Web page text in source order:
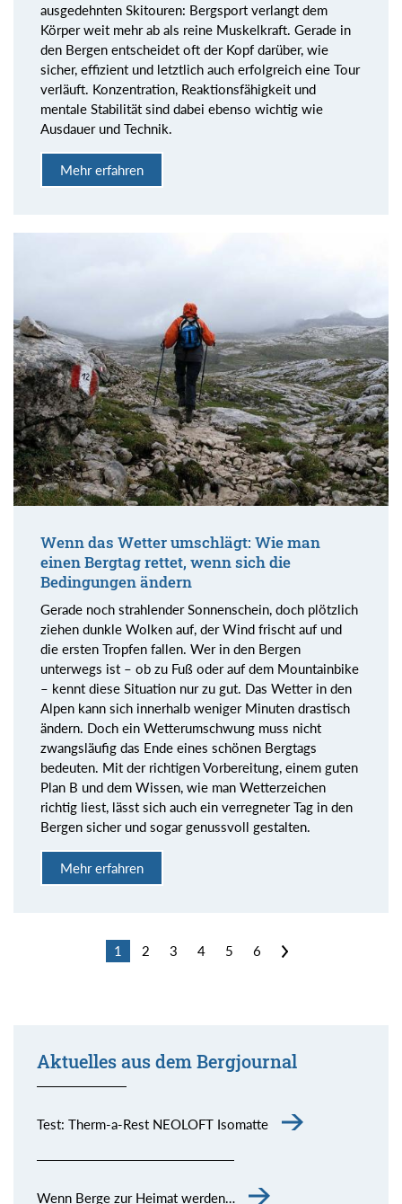
ausgedehnten Skitouren: Bergsport verlangt dem
Körper weit mehr ab als reine Muskelkraft. Gerade in
den Bergen entscheidet oft der Kopf darüber, wie
sicher, effizient und letztlich auch erfolgreich eine Tour
verläuft. Konzentration, Reaktionsfähigkeit und
mentale Stabilität sind dabei ebenso wichtig wie
Ausdauer und Technik.
Mehr erfahren
Wenn das Wetter umschlägt: Wie man
einen Bergtag rettet, wenn sich die
Bedingungen ändern
Gerade noch strahlender Sonnenschein, doch plötzlich
ziehen dunkle Wolken auf, der Wind frischt auf und
die ersten Tropfen fallen. Wer in den Bergen
unterwegs ist – ob zu Fuß oder auf dem Mountainbike
– kennt diese Situation nur zu gut. Das Wetter in den
Alpen kann sich innerhalb weniger Minuten drastisch
ändern. Doch ein Wetterumschwung muss nicht
zwangsläufig das Ende eines schönen Bergtags
bedeuten. Mit der richtigen Vorbereitung, einem guten
Plan B und dem Wissen, wie man Wetterzeichen
richtig liest, lässt sich auch ein verregneter Tag in den
Bergen sicher und sogar genussvoll gestalten.
Mehr erfahren
1 2 3 4 5 6 >
Aktuelles aus dem Bergjournal
Test: Therm-a-Rest NEOLOFT Isomatte
Wenn Berge zur Heimat werden…